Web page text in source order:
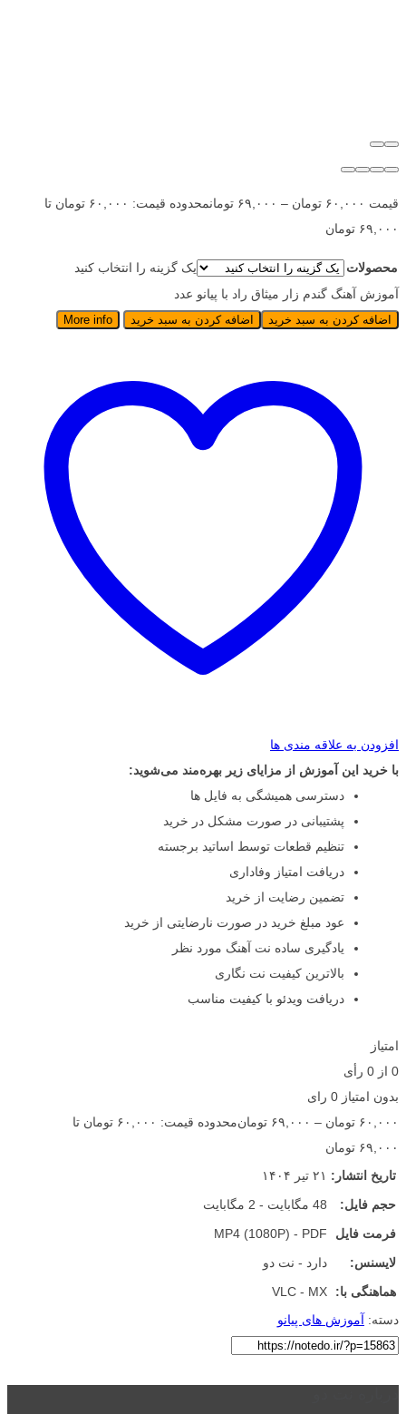
قیمت ۶۰,۰۰۰ تومان – ۶۹,۰۰۰ تومان
محدوده قیمت: ۶۰,۰۰۰ تومان تا
۶۹,۰۰۰ تومان
محصولات
یک گزینه را انتخاب کنید
آموزش آهنگ گندم زار میثاق راد با پیانو عدد
اضافه کردن به سبد خرید اضافه کردن به سبد خرید More info
افزودن به علاقه مندی ها
با خرید این آموزش از مزایای زیر بهره‌مند می‌شوید:
دسترسی همیشگی به فایل ها
پشتیبانی در صورت مشکل در خرید
تنظیم قطعات توسط اساتید برجسته
دریافت امتیاز وفاداری
تضمین رضایت از خرید
عود مبلغ خرید در صورت نارضایتی از خرید
یادگیری ساده نت آهنگ مورد نظر
بالاترین کیفیت نت نگاری
دریافت ویدئو با کیفیت مناسب
امتیاز
0 از 0 رأی
بدون امتیاز 0 رای
۶۰,۰۰۰ تومان – ۶۹,۰۰۰ تومان
محدوده قیمت: ۶۰,۰۰۰ تومان تا
۶۹,۰۰۰ تومان
تاریخ انتشار: ۲۱ تیر ۱۴۰۴
حجم فایل:
48 مگابایت - 2 مگابایت
فرمت فایل
MP4 (1080P) - PDF
لایسنس:
دارد - نت دو
هماهنگی با:
VLC - MX
دسته: آموزش های پیانو